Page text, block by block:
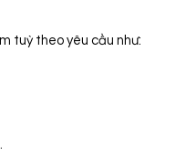
tuỳ theo yêu cầu như: